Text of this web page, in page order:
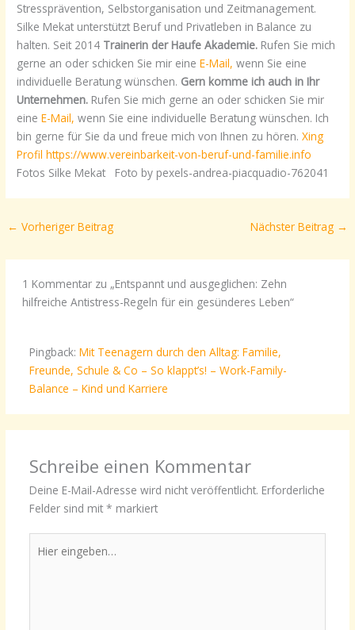
Stressprävention, Selbstorganisation und Zeitmanagement.
Silke Mekat unterstützt Beruf und Privatleben in Balance zu
halten. Seit 2014 Trainerin der Haufe Akademie. Rufen Sie mich
gerne an oder schicken Sie mir eine E-Mail,wenn Sie eine
individuelle Beratung wünschen. Gern komme ich auch in Ihr
Unternehmen. Rufen Sie mich gerne an oder schicken Sie mir
eine E-Mail,wenn Sie eine individuelle Beratung wünschen. Ich
bin gerne für Sie da und freue mich von Ihnen zu hören.Xing
Profil https://www.vereinbarkeit-von-beruf-und-familie.info
Fotos Silke Mekat
Foto by pexels-andrea-piacquadio-762041
← Vorheriger Beitrag Nächster Beitrag →
1 Kommentar zu „Entspannt und ausgeglichen: Zehn
hilfreiche Antistress-Regeln für ein gesünderes Leben“
Pingback: Mit Teenagern durch den Alltag: Familie,
Freunde, Schule & Co – So klappt’s! – Work-Family-
Balance – Kind und Karriere
Schreibe einen Kommentar
Deine E-Mail-Adresse wird nicht veröffentlicht. Erforderliche
Felder sind mit * markiert
eingeben…